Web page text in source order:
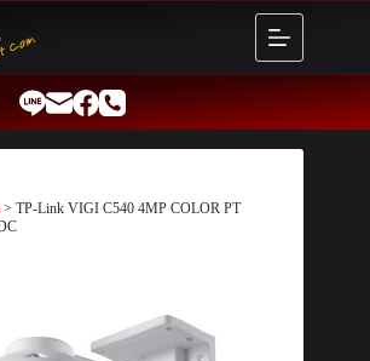
> TP-Link VIGI C540 4MP COLOR PT